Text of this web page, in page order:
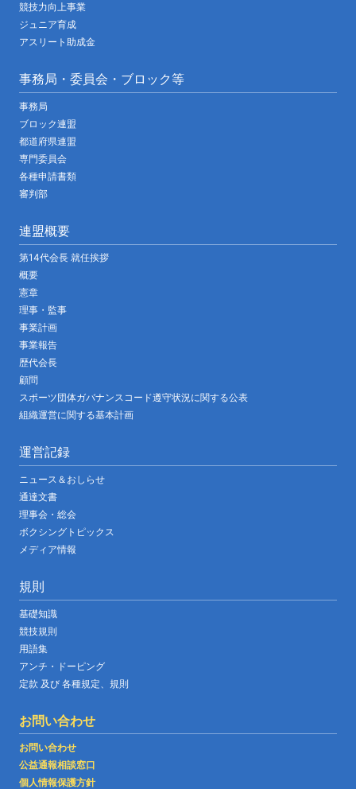
競技力向上事業
ジュニア育成
アスリート助成金
事務局・委員会・ブロック等
事務局
ブロック連盟
都道府県連盟
専門委員会
各種申請書類
審判部
連盟概要
第14代会長 就任挨拶
概要
憲章
理事・監事
事業計画
事業報告
歴代会長
顧問
スポーツ団体ガバナンスコード遵守状況に関する公表
組織運営に関する基本計画
運営記録
ニュース＆おしらせ
通達文書
理事会・総会
ボクシングトピックス
メディア情報
規則
基礎知識
競技規則
用語集
アンチ・ドーピング
定款 及び 各種規定、規則
お問い合わせ
お問い合わせ
公益通報相談窓口
個人情報保護方針